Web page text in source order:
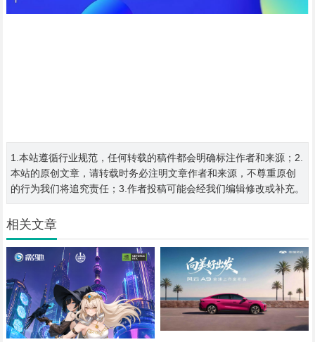
1.本站遵循行业规范，任何转载的稿件都会明确标注作者和来源；2.
本站的原创文章，请转载时务必注明文章作者和来源，不尊重原创
的行为我们将追究责任；3.作者投稿可能会经我们编辑修改或补充。
相关文章